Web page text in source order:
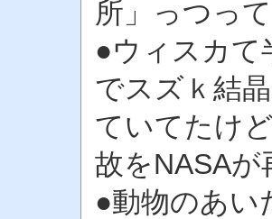
所」っつっ
●ウィスカて
でスズｋ結
ていてたけ
故をNASAが
●動物のあい